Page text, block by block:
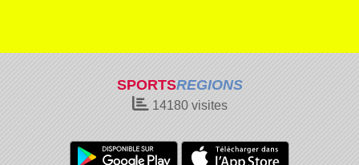
SPORTSREGIONS
14180visites